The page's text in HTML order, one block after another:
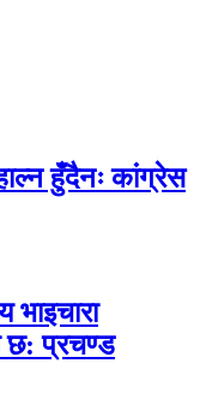
हुँदैनः कांग्रेस
भाइचारा
छ: प्रचण्ड